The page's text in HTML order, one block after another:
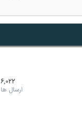
6,022
ارسال ها